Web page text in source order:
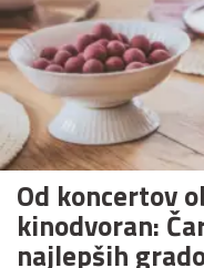
Od koncertov
kinodvoran:
najlepših